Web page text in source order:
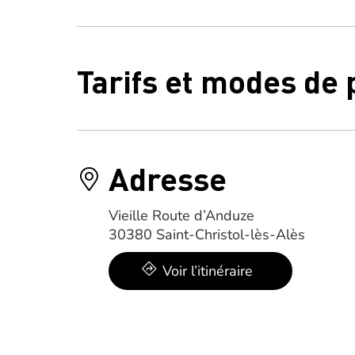
Tarifs et modes de
Adresse
Vieille Route d’Anduze
30380 Saint-Christol-lès-Alès
Voir l’itinéraire